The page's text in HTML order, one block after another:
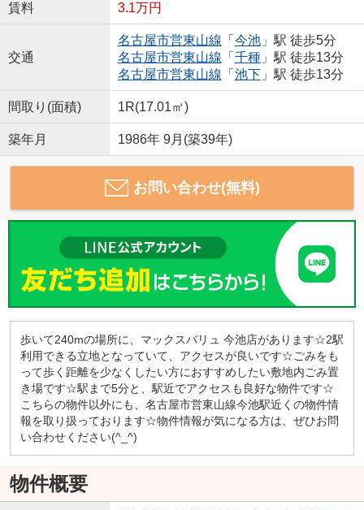
賃料 3.1万円
交通
名古屋市営東山線 「 今池」駅 徒歩5分
名古屋市営東山線 「 千種」駅 徒歩13分
名古屋市営東山線 「 池下」駅 徒歩13分
間取り(面積) 1R(17.01㎡)
築年月 1986年 9月(築39年)
お問い合わせ(無料)
歩いて240mの場所に、マックスバリュ 今池店があります☆2駅
利用できる立地となっていて、アクセスが良いです☆ごみをも
って歩く距離を少なくしたい方におすすめしたい敷地内ごみ置
き場です☆駅まで5分と、駅近でアクセスも良好な物件です☆
こちらの物件以外にも、名古屋市営東山線今池駅近くの物件情
報を取り扱っております☆物件情報が気になる方は、ぜひお問
い合わせください(^_^)
物件概要